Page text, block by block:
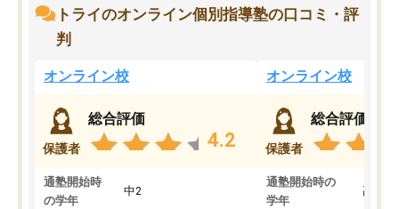
トライのオンライン個別指導塾の口コミ・評
判
オンライン校
保護者
総合評価
4.2
通塾開始時
の学年
中2
オンライン校
保護者
総合評価
通塾開始時の
学年
高3